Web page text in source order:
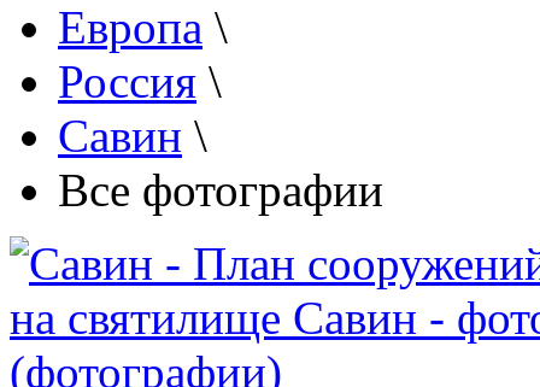
Европа \
Россия \
Савин \
Все фотографии